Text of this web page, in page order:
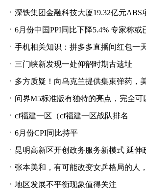
深铁集团金融科技大厦19.32亿元ABS项目
6月份中国PPI同比下降5.4% 专家称或
手机相关知识：拼多多直播间红包一
三门峡新发现一处仰韶时期古遗址
多方质疑！向乌克兰提供集束弹药，美
问界M5标准版有独特的亮点，完全可
cf福建一区（cf福建一区战队排名
6月份CPI同比持平
昆明高新区开创政务服务新模式 延伸
张本美和，有可能改变女乒格局的人，她和
地区发展不平衡现象值得关注